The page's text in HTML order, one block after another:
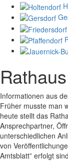
Rathaus
Informationen aus
Früher musste man
heute stellt das
Ansprechpartner,
unterschiedlichen
von
Amtsblatt” erfolgt